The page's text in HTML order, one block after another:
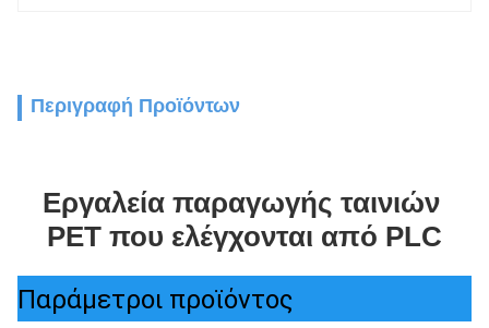
Περιγραφή Προϊόντων
Εργαλεία παραγωγής ταινιών
PET που ελέγχονται από PLC
Παράμετροι προϊόντος